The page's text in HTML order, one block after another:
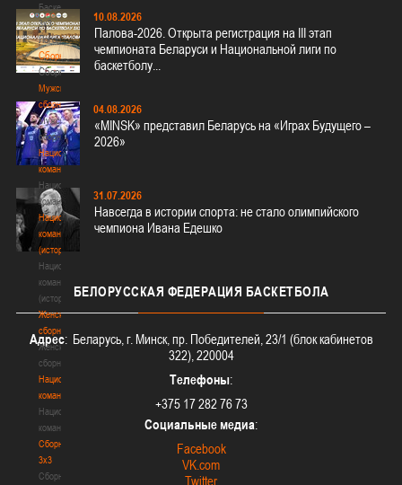
Баскетбол
3х3
Лого[modid=121]
Сборные
Сборные
Мужские
сборные
Мужские
сборные
Национальная
команда
Национальная
команда
Национальная
команда
(история)
Национальная
команда
(история)
Женские
сборные
Женские
сборные
Национальная
команда
Национальная
команда
Сборные
3х3
Сборные
10.08.2026
Палова-2026. Открыта регистрация на III этап
чемпионата Беларуси и Национальной лиги по
баскетболу...
04.08.2026
«MINSK» представил Беларусь на «Играх Будущего –
2026»
31.07.2026
Навсегда в истории спорта: не стало олимпийского
чемпиона Ивана Едешко
БЕЛОРУССКАЯ ФЕДЕРАЦИЯ БАСКЕТБОЛА
Адрес: Беларусь, г. Минск, пр. Победителей, 23/1 (блок кабинетов
322), 220004
Телефоны:
+375 17 282 76 73
Социальные медиа:
Facebook
VK.com
Twitter